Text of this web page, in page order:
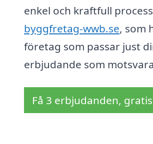
enkel och kraftfull
byggfretag-wwb.se, som
företag som passar just
erbjudande som
Få 3 erbjudanden,